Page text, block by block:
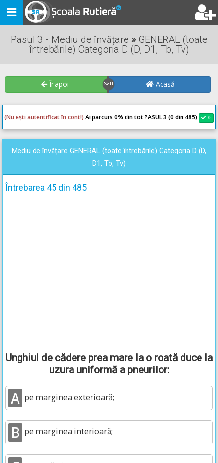
Toggle
navigation
Pasul 3 - Mediu de învățare »GENERAL (toate
întrebările) Categoria D (D, D1, Tb, Tv)
Înapoi Acasă
(Nu ești autentificat în cont!) Ai parcurs 0% din tot PASUL 3 (0 din 485) 0
Mediu de învățare GENERAL (toate întrebările) Categoria D (D,
D1, Tb, Tv)
Întrebarea 45 din 485
Unghiul de cădere prea mare la o roată duce la
uzura uniformă a pneurilor:
A pe marginea exterioară;
B pe marginea interioară;